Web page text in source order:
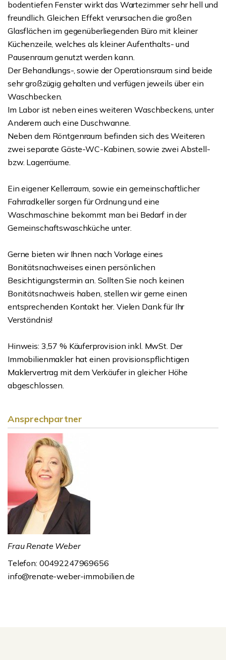
bodentiefen Fenster wirkt das Wartezimmer sehr hell und
freundlich. Gleichen Effekt verursachen die großen
Glasflächen im gegenüberliegenden Büro mit kleiner
Küchenzeile, welches als kleiner Aufenthalts- und
Pausenraum genutzt werden kann.
Der Behandlungs-, sowie der Operationsraum sind beide
sehr großzügig gehalten und verfügen jeweils über ein
Waschbecken.
Im Labor ist neben eines weiteren Waschbeckens, unter
Anderem auch eine Duschwanne.
Neben dem Röntgenraum befinden sich des Weiteren
zwei separate Gäste-WC-Kabinen, sowie zwei Abstell-
bzw. Lagerräume.
Ein eigener Kellerraum, sowie ein gemeinschaftlicher
Fahrradkeller sorgen für Ordnung und eine
Waschmaschine bekommt man bei Bedarf in der
Gemeinschaftswaschküche unter.
Gerne bieten wir Ihnen nach Vorlage eines
Bonitätsnachweises einen persönlichen
Besichtigungstermin an. Sollten Sie noch keinen
Bonitätsnachweis haben, stellen wir gerne einen
entsprechenden Kontakt her. Vielen Dank für Ihr
Verständnis!
Hinweis: 3,57 % Käuferprovision inkl. MwSt. Der
Immobilienmakler hat einen provisionspflichtigen
Maklervertrag mit dem Verkäufer in gleicher Höhe
abgeschlossen.
Ansprechpartner
Frau Renate Weber
Telefon: 00492247969656
info@renate-weber-immobilien.de